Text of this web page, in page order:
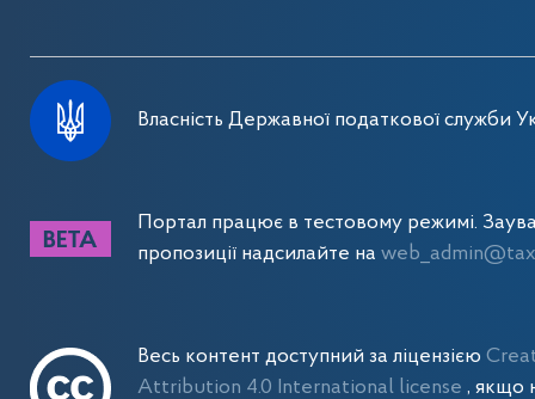
Власність Державної податкової служби
Портал працює в тестовому режимі.
пропозиції надсилайте на
Весь контент доступний за ліцензією
Attribution 4.0 International license , якщо